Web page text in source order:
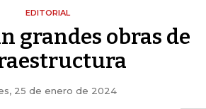
EDITORIAL
grandes obras de
25 de enero de 2024